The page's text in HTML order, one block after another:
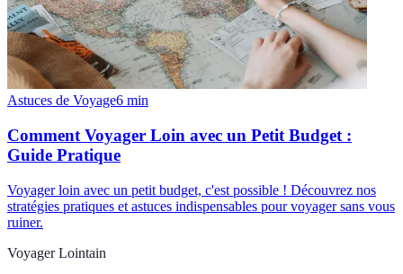
Astuces de Voyage6 min
Comment Voyager Loin avec un Petit Budget :
Guide Pratique
Voyager loin avec un petit budget, c'est possible ! Découvrez nos
stratégies pratiques et astuces indispensables pour voyager sans vous
ruiner.
Voyager Lointain